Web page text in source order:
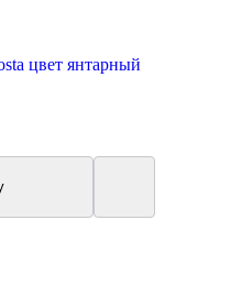
цвет янтарный